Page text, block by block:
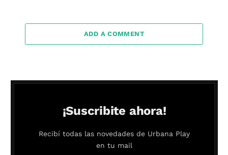
ADD A COMMENT
¡Suscribite ahora!
Recibí todas las novedades de Urbana Play
en tu mail